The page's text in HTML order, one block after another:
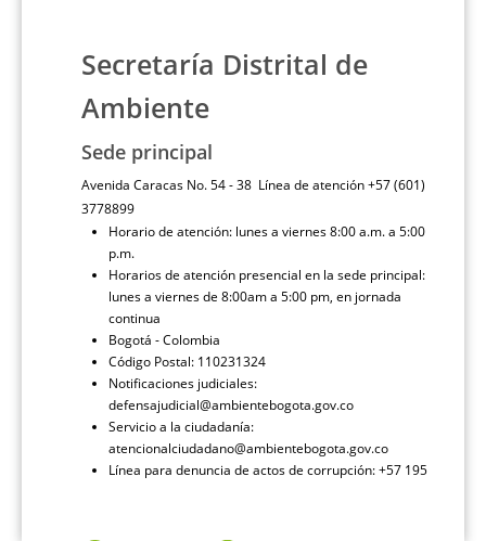
Secretaría Distrital de
Ambiente
Sede principal
Avenida Caracas No. 54 - 38 Línea de atención +57 (601)
3778899
Horario de atención: lunes a viernes 8:00 a.m. a 5:00
p.m.
Horarios de atención presencial en la sede principal:
lunes a viernes de 8:00am a 5:00 pm, en jornada
continua
Bogotá - Colombia
Código Postal: 110231324
Notificaciones judiciales:
defensajudicial@ambientebogota.gov.co
Servicio a la ciudadanía:
atencionalciudadano@ambientebogota.gov.co
Línea para denuncia de actos de corrupción: +57 195